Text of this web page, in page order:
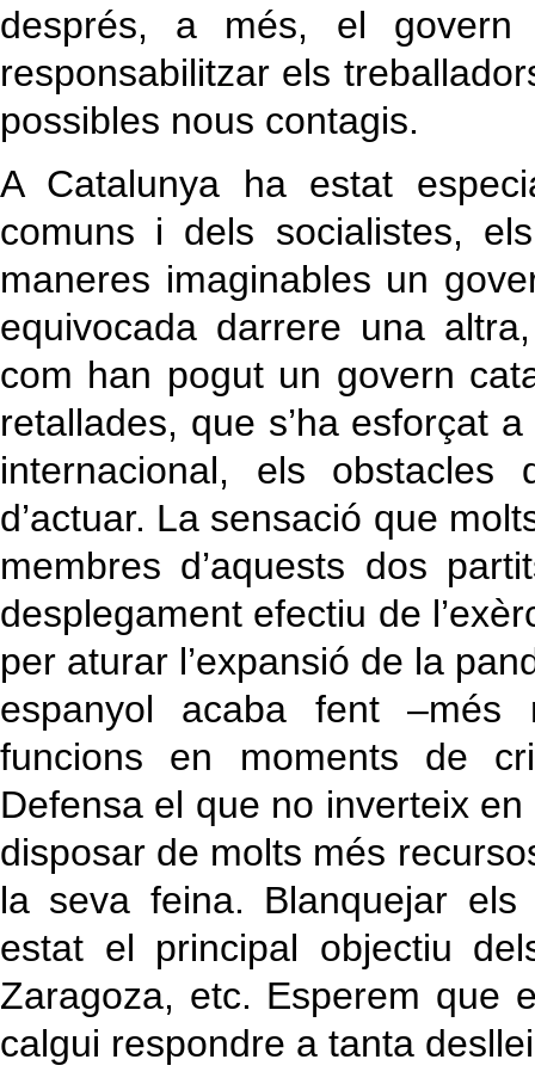
després, a més, el
responsabilitzar els
possibles nous contagis.
A Catalunya ha estat
comuns i dels socialistes,
maneres imaginables un
equivocada darrere una
com han pogut un govern
retallades, que s’ha esforçat
internacional, els
d’actuar. La sensació que
membres d’aquests dos
desplegament efectiu de
per aturar l’expansió de la
espanyol acaba fent –més
funcions en moments de
Defensa el que no inverteix
disposar de molts més
la seva feina. Blanquejar
estat el principal objectiu
Zaragoza, etc. Esperem que
calgui respondre a tanta